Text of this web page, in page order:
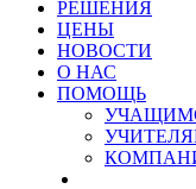
РЕШЕНИЯ
ЦЕНЫ
НОВОСТИ
О НАС
ПОМОЩЬ